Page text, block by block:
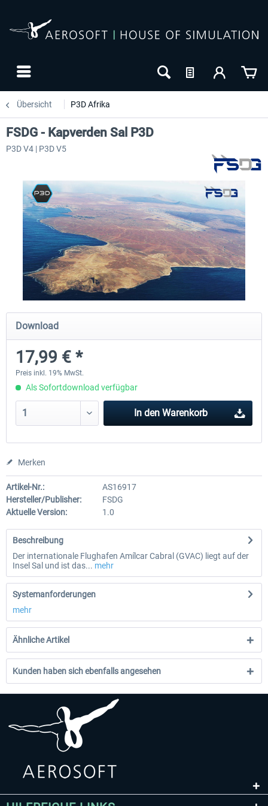
Übersicht P3D Afrika
FSDG - Kapverden Sal P3D
17,99 € *
FSDG LITE - Dakar
FSDG - Kapverden Sal P3D
P3D V4 | P3D V5
Download
17,99 € *
Preis inkl. 19% MwSt.
Als Sofortdownload verfügbar
In den Warenkorb
Merken
Artikel-Nr.:
AS16917
Hersteller/Publisher:
FSDG
Aktuelle Version:
1.0
Beschreibung
Der internationale Flughafen Amílcar Cabral (GVAC) liegt auf der
Insel Sal und ist das... mehr
Systemanforderungen
mehr
Ähnliche Artikel
Kunden haben sich ebenfalls angesehen